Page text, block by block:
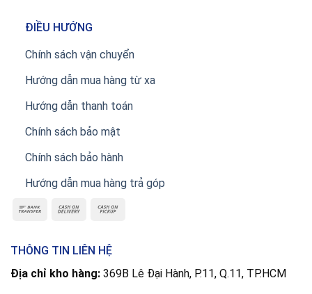
ĐIỀU HƯỚNG
Chính sách vận chuyển
Hướng dẫn mua hàng từ xa
Hướng dẫn thanh toán
Chính sách bảo mật
Chính sách bảo hành
Hướng dẫn mua hàng trả góp
THÔNG TIN LIÊN HỆ
Địa chỉ kho hàng: 369B Lê Đại Hành, P.11, Q.11, TP.HCM